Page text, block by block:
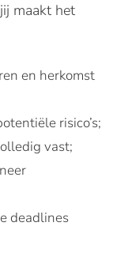
maakt het
en herkomst
risico’s;
vast;
deadlines